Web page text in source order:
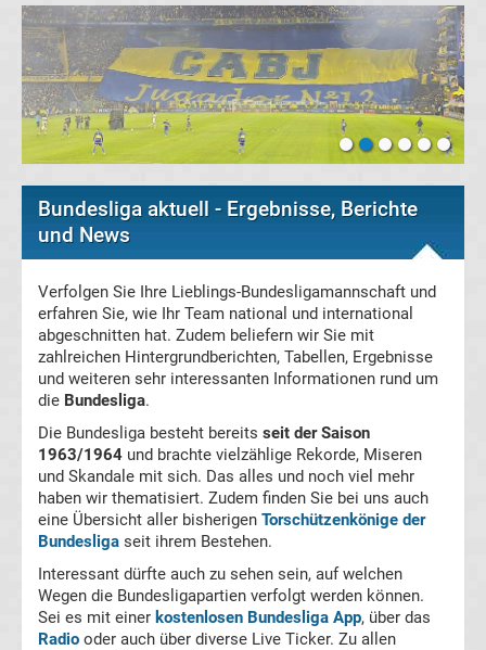
Europa
League
Europa
League
Premier
League
La
Liga
Serie
A
Türk.
Bundesliga aktuell - Ergebnisse, Berichte
und News
Verfolgen Sie Ihre Lieblings-Bundesligamannschaft und
erfahren Sie, wie Ihr Team national und international
abgeschnitten hat. Zudem beliefern wir Sie mit
zahlreichen Hintergrundberichten, Tabellen, Ergebnisse
und weiteren sehr interessanten Informationen rund um
die Bundesliga.
Die Bundesliga besteht bereits seit der Saison
1963/1964 und brachte vielzählige Rekorde, Miseren
und Skandale mit sich. Das alles und noch viel mehr
haben wir thematisiert. Zudem finden Sie bei uns auch
eine Übersicht aller bisherigen Torschützenkönige der
Bundesliga seit ihrem Bestehen.
Interessant dürfte auch zu sehen sein, auf welchen
Wegen die Bundesligapartien verfolgt werden können.
Sei es mit einer kostenlosen Bundesliga App, über das
Radio oder auch über diverse Live Ticker. Zu allen